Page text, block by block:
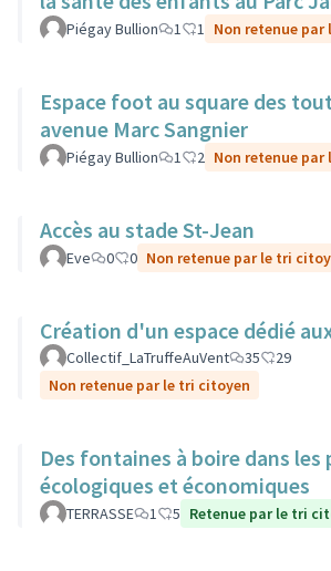
Piégay Bullion 1 1 Non retenue
Espace foot au square des
avenue Marc Sangnier
Piégay Bullion 1 2 Non retenue
Accès au stade St-Jean
Eve 0 0 Non retenue par le tri
Création d'un espace dédié
Collectif_LaTruffeAuVent 35
29
Non retenue par le tri citoyen
Des fontaines à boire dans les
écologiques et économiques
TERRASSE 1 5 Retenue par le tri